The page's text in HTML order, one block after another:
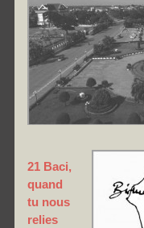
21 Baci,
quand
tu nous
relies